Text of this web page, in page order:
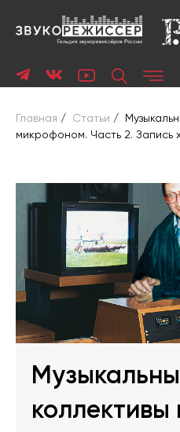
Главная / Статьи /
микрофоном. Часть 2. Запись
коллективы